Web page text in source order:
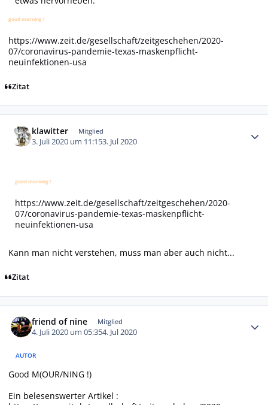
good morning !
https://www.zeit.de/gesellschaft/zeitgeschehen/2020-
07/coronavirus-pandemie-texas-maskenpflicht-
neuinfektionen-usa
Zitat
klawitter Mitglied
3. Juli 2020 um 11:153. Jul 2020
good morning !
https://www.zeit.de/gesellschaft/zeitgeschehen/2020-
07/coronavirus-pandemie-texas-maskenpflicht-
neuinfektionen-usa
Kann man nicht verstehen, muss man aber auch nicht...
Zitat
friend of nine Mitglied
4. Juli 2020 um 05:354. Jul 2020
AUTOR
Good M(OUR/NING !)
Ein belesenswerter Artikel :